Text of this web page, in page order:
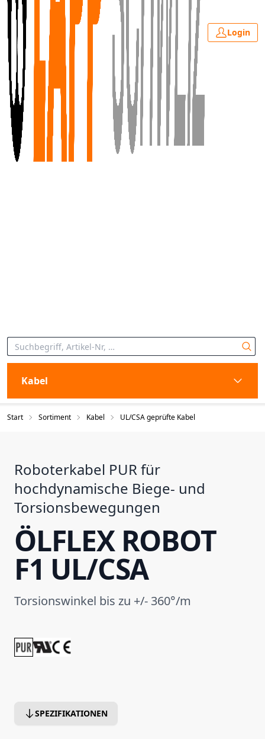
Login
Kabel
Start Sortiment Kabel UL/CSA geprüfte Kabel
Roboterkabel PUR für
hochdynamische Biege- und
Torsionsbewegungen
ÖLFLEX ROBOT
F1 UL/CSA
Torsionswinkel bis zu +/- 360°/m
SPEZIFIKATIONEN